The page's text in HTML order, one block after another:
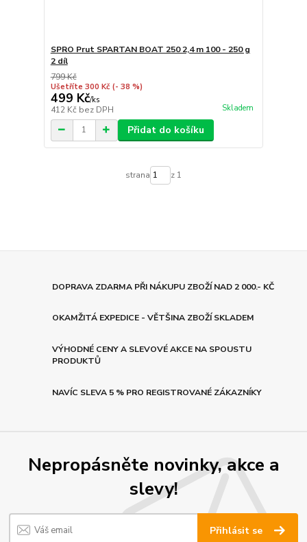
SPRO Prut SPARTAN BOAT 250 2,4 m 100 - 250 g
2 díl
799 Kč
Ušetříte 300 Kč (- 38 %)
499 Kč/ks
412 Kč bez DPH Skladem
Přidat do košíku
strana z 1
DOPRAVA ZDARMA PŘI NÁKUPU ZBOŽÍ NAD 2 000.- KČ
OKAMŽITÁ EXPEDICE - VĚTŠINA ZBOŽÍ SKLADEM
VÝHODNÉ CENY A SLEVOVÉ AKCE NA SPOUSTU
PRODUKTŮ
NAVÍC SLEVA 5 % PRO REGISTROVANÉ ZÁKAZNÍKY
Nepropásněte novinky, akce a
slevy!
Přihlásit se